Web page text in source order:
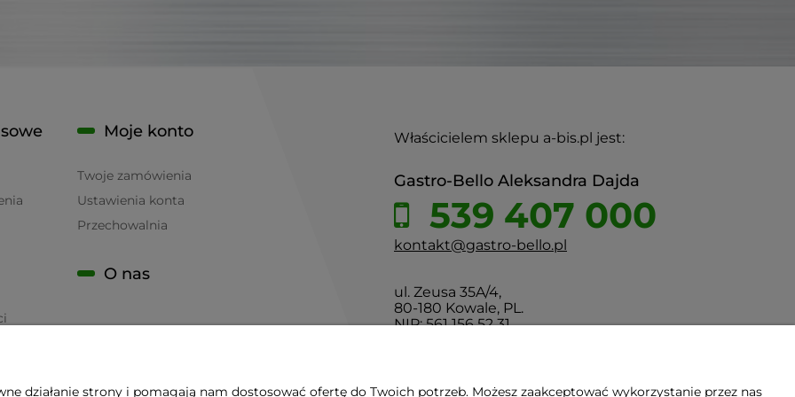
Właścicielem sklepu a-bis.pl jest:
Gastro-Bello Aleksandra Dajda
539 407 000
kontakt@gastro-bello.pl
ul. Zeusa 35A/4,
80-180 Kowale, PL.
NIP: 561 156 52 31
Moje konto
Twoje zamówienia
Ustawienia konta
Przechowalnia
O nas
działanie strony i pomagają nam dostosować ofertę do Twoich potrzeb. Możesz zaakceptować wykorzystanie przez nas